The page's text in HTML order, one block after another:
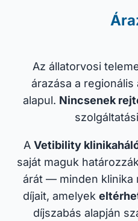
Az állatorvosi
árazása a
alapul. Nincsenek
A Vetibility
saját maguk
árát — minden klinika
díjait, amelyek
díjszabás alapján